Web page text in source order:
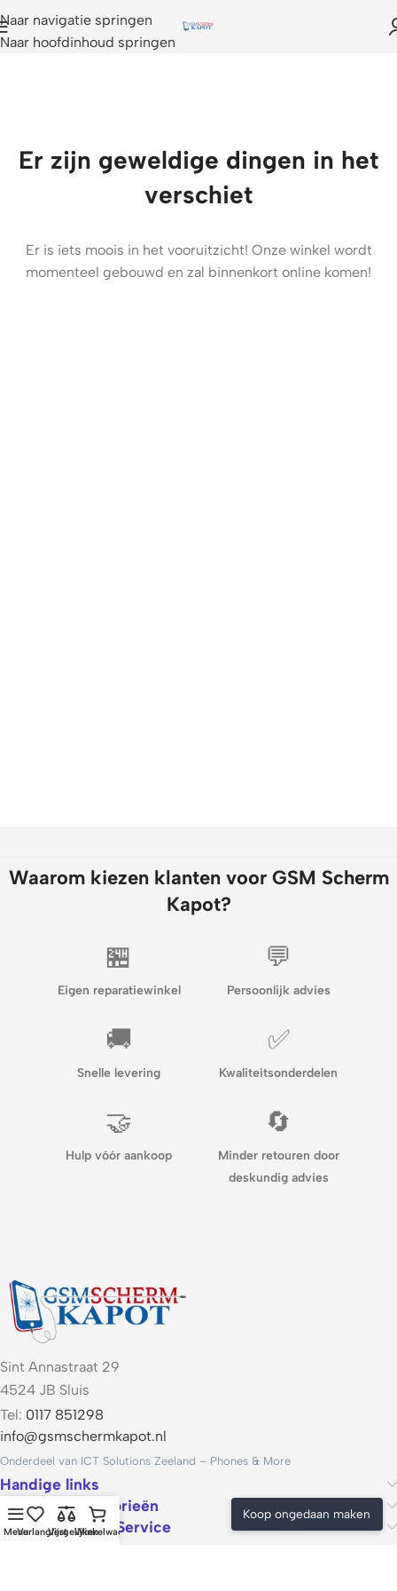
Naar navigatie springen
Naar hoofdinhoud springen
Er zijn geweldige dingen in het
verschiet
Er is iets moois in het vooruitzicht! Onze winkel wordt
momenteel gebouwd en zal binnenkort online komen!
Waarom kiezen klanten voor GSM Scherm
Kapot?
🏪
Eigen reparatiewinkel
💬
Persoonlijk advies
🚚
Snelle levering
✅
Kwaliteitsonderdelen
🤝
Hulp vóór aankoop
🔄
Minder retouren door
deskundig advies
Sint Annastraat 29
4524 JB Sluis
Tel: 0117 851298
info@gsmschermkapot.nl
Onderdeel van ICT Solutions Zeeland – Phones & More
Handige links
Populaire categorieën
Voorwaarden & Service
MenuVerlanglijstVergelijkenWinkelwagen
Koop ongedaan maken